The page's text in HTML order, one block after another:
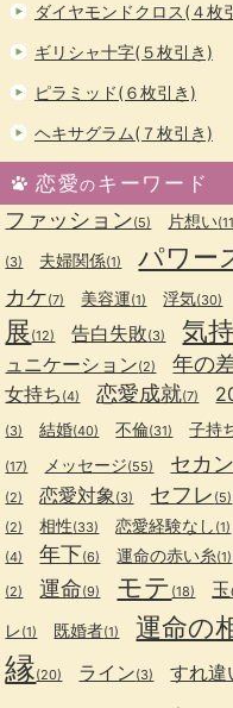
ダイヤモンドクロス(４枚
ギリシャ十字(５枚引き)
ピラミッド(６枚引き)
ヘキサグラム(７枚引き)
恋愛のキーワード
ファッション(5) 片想い
(3) 夫婦関係(1) パワー
カケ(7) 美容運(1) 浮気(30)
展(12) 告白失敗(3) 気
ュニケーション(2) 年の
女持ち (4) 恋愛成就(7)
(3) 結婚(40) 不倫(31) 子持
(17) メッセージ(55) セカ
(2) 恋愛対象(3) セフレ (5)
(2) 相性(33) 恋愛経験なし (1)
(4) 年下(6) 運命の赤い糸(1)
(2) 運命(9) モテ (18)
レ(1) 既婚者(1) 運命の
縁(20) ライン(3) すれ違